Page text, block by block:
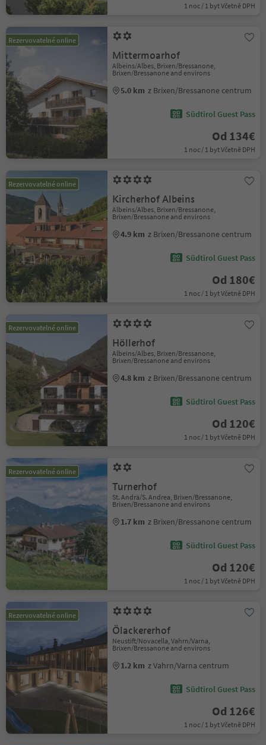
1 noc / 1 byt Včetně DPH
Rezervovatelné online
Mittermoarhof
Albeins/Albes, Brixen/Bressanone,
Brixen/Bressanone and environs
5.0 km z Brixen/Bressanone centrum
Südtirol Guest Pass
Od 134€
1 noc / 1 byt Včetně DPH
Rezervovatelné online
Kircherhof Albeins
Albeins/Albes, Brixen/Bressanone,
Brixen/Bressanone and environs
4.9 km z Brixen/Bressanone centrum
Südtirol Guest Pass
Od 180€
1 noc / 1 byt Včetně DPH
Rezervovatelné online
Höllerhof
Albeins/Albes, Brixen/Bressanone,
Brixen/Bressanone and environs
4.8 km z Brixen/Bressanone centrum
Südtirol Guest Pass
Od 120€
1 noc / 1 byt Včetně DPH
Rezervovatelné online
Turnerhof
St. Andrä/S. Andrea, Brixen/Bressanone,
Brixen/Bressanone and environs
1.7 km z Brixen/Bressanone centrum
Südtirol Guest Pass
Od 120€
1 noc / 1 byt Včetně DPH
Rezervovatelné online
Ölackererhof
Neustift/Novacella, Vahrn/Varna,
Brixen/Bressanone and environs
1.2 km z Vahrn/Varna centrum
Südtirol Guest Pass
Od 126€
1 noc / 1 byt Včetně DPH